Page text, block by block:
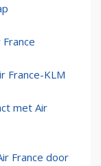
France-KLM
met Air
France door